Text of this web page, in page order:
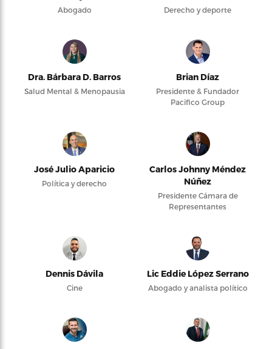
Abogado Derecho y deporte
Dra. Bárbara D. Barros
Salud Mental & Menopausia
Brian Díaz
Presidente & Fundador
Pacifico Group
José Julio Aparicio
Política y derecho
Carlos Johnny Méndez
Núñez
Presidente Cámara de
Representantes
Dennis Dávila
Cine
Lic Eddie López Serrano
Abogado y analista político